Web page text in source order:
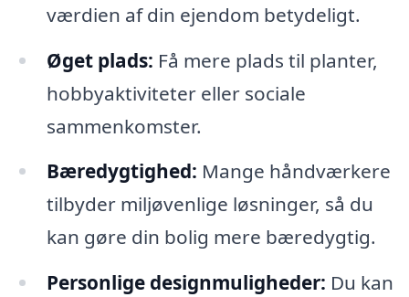
værdien af din ejendom betydeligt.
Øget plads: Få mere plads til planter,
hobbyaktiviteter eller sociale
sammenkomster.
Bæredygtighed: Mange håndværkere
tilbyder miljøvenlige løsninger, så du
kan gøre din bolig mere bæredygtig.
Personlige designmuligheder: Du kan